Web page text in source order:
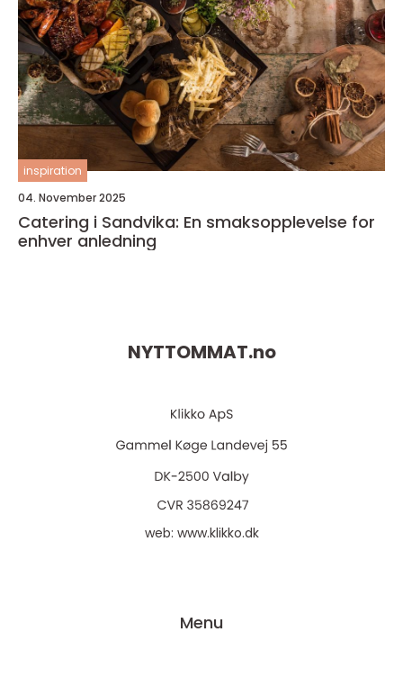
inspiration
04. November 2025
Catering i Sandvika: En smaksopplevelse for
enhver anledning
NYTTOMMAT.no
web: www.klikko.dk
Menu